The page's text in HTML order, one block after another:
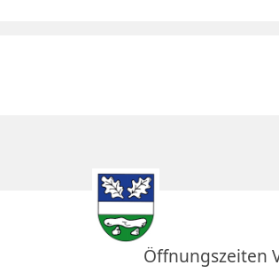
Öffnungszeiten